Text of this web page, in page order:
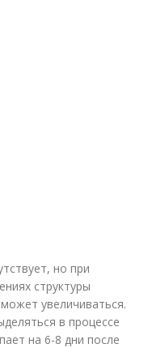
но при
структуры
увеличиваться.
в процессе
на 6-8 дни после